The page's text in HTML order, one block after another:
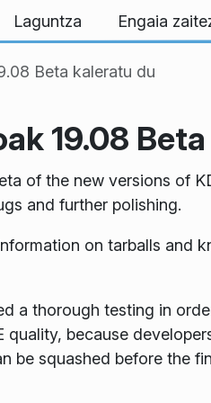
Laguntza Engaia
Beta kaleratu du
19.08
of the new versions of
and further polishing.
on tarballs and
a thorough testing in
quality, because
be squashed before the